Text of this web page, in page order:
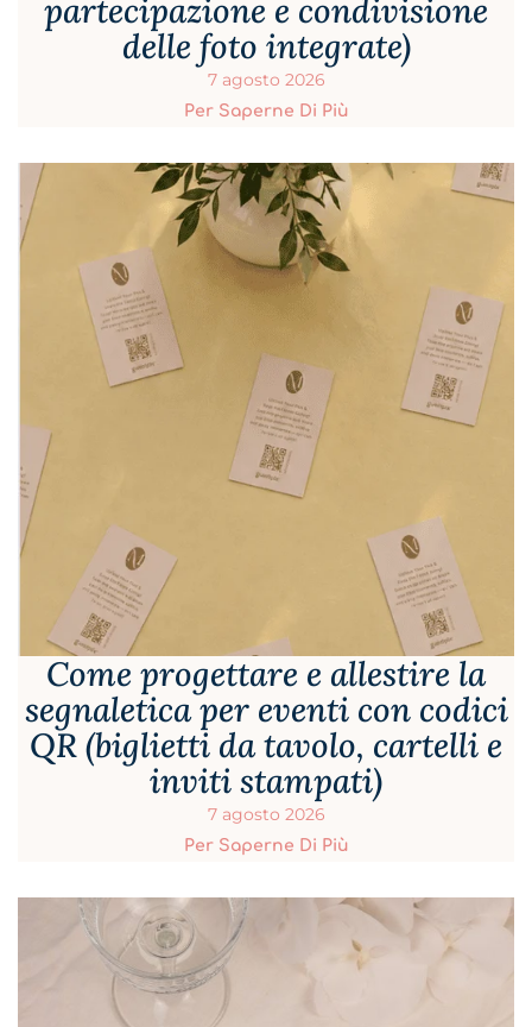
partecipazione e condivisione
delle foto integrate)
7 agosto 2026
Per Saperne Di Più
Come progettare e allestire la
segnaletica per eventi con codici
QR (biglietti da tavolo, cartelli e
inviti stampati)
7 agosto 2026
Per Saperne Di Più